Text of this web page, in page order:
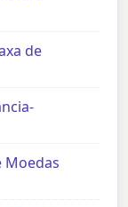
de
Moedas